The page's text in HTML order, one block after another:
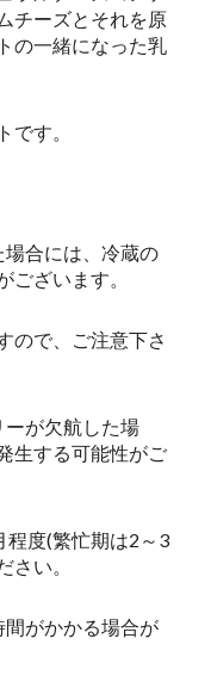
チーズとそれを原
の一緒になった乳
です。
合には、冷蔵の
ございます。
ので、ご注意下さ
が欠航した場
生する可能性がご
程度(繁忙期は2～3
さい。
がかかる場合が